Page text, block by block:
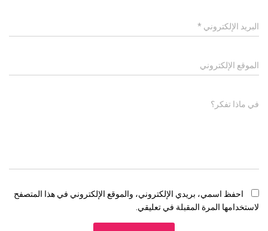
البريد الإلكتروني *
الموقع الإلكتروني
في ماذا تفكر؟
احفظ اسمي، بريدي الإلكتروني، والموقع الإلكتروني في هذا المتصفح
لاستخدامها المرة المقبلة في تعليقي.